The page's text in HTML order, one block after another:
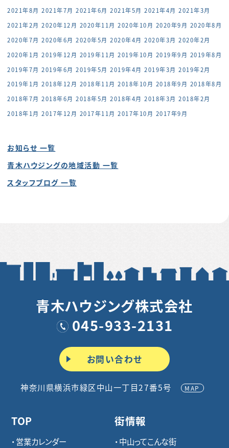
2021年8月 2021年7月 2021年6月 2021年5月 2021年4月 2021年3月
2021年2月 2020年12月 2020年11月 2020年10月 2020年9月 2020年8月
2020年7月 2020年6月 2020年5月 2020年4月 2020年3月 2020年2月
2020年1月 2019年12月 2019年11月 2019年10月 2019年9月 2019年8月
2019年7月 2019年6月 2019年5月 2019年4月 2019年3月 2019年2月
2019年1月 2018年12月 2018年11月 2018年10月 2018年9月 2018年8月
2018年7月 2018年6月 2018年5月 2018年4月 2018年3月 2018年2月
2018年1月 2017年12月 2017年11月 2017年10月 2017年9月
お知らせ 一覧
青木ハウジングの地域活動 一覧
スタッフブログ 一覧
青木ハウジング株式会社
045-933-2131
お問い合わせ
神奈川県横浜市緑区中山一丁目27番5号 MAP
TOP
営業カレンダー
街情報
中山ってこんな街